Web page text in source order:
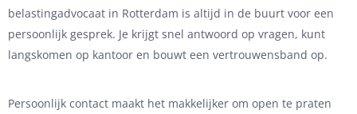
belastingadvocaat in Rotterdam is altijd in de buurt voor een
persoonlijk gesprek. Je krijgt snel antwoord op vragen, kunt
langskomen op kantoor en bouwt een vertrouwensband op.
Persoonlijk contact maakt het makkelijker om open te praten